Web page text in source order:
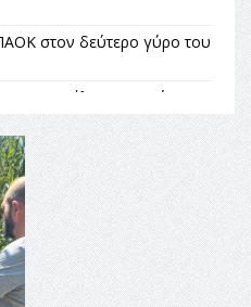
στον δεύτερο γύρο του
Κατάλογο Παγκόσμιας
– Ομόφωνη η απόφαση Ο
και πολιτιστικό
αξίας για την
ΔΡΑΣΕΙΣ ΓΙΑ ΠΑΙΔΙΑ
οδοφωτισμού στην Ενωτική
Κεντρικής Μακεδονίας